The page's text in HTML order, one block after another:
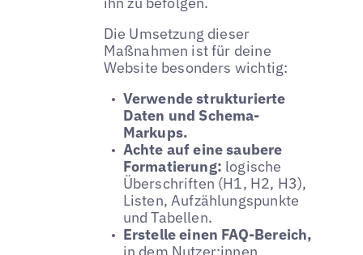
Die Umsetzung dieser
Maßnahmen ist für deine
Website besonders wichtig:
Verwende strukturierte
Daten und Schema-
Markups.
Achte auf eine saubere
Formatierung: logische
Überschriften (H1, H2, H3),
Listen, Aufzählungspunkte
und Tabellen.
Erstelle einen FAQ-Bereich,
in dem Nutzer:innen